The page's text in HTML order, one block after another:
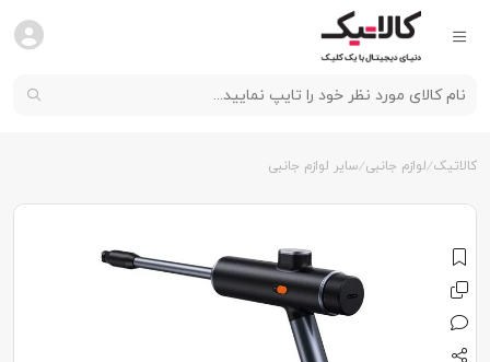
کالاتیک لوازم جانبی سایر لوازم جانبی